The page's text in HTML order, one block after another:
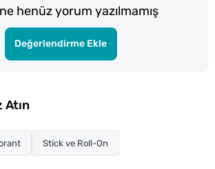
henüz yorum yazılmamış
Değerlendirme Ekle
Atın
Stick ve Roll-On